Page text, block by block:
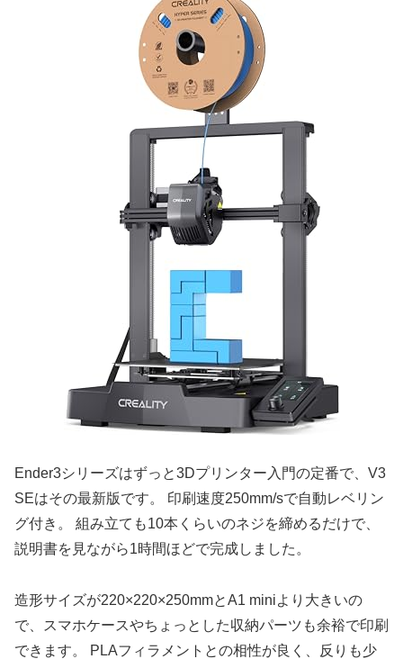
Ender3シリーズはずっと3Dプリンター入門の定番で、V3
SEはその最新版です。 印刷速度250mm/sで自動レベリン
グ付き。 組み立ても10本くらいのネジを締めるだけで、
説明書を見ながら1時間ほどで完成しました。
造形サイズが220×220×250mmとA1 miniより大きいの
で、スマホケースやちょっとした収納パーツも余裕で印刷
できます。 PLAフィラメントとの相性が良く、反りも少